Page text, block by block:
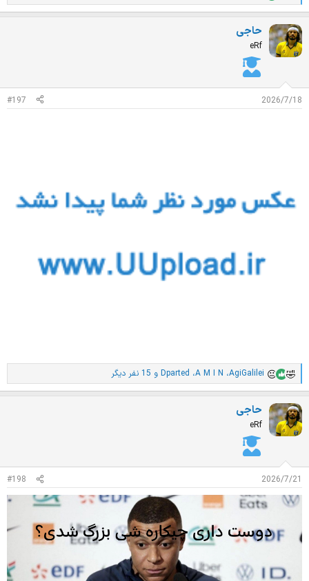
م
ی
ا
ز
:
حاجی
eRf
2026/7/18
#197
م
ت
ی
ا
ز
:
AgiGalilei، A M I N، Dparted و 15 نفر دیگر
حاجی
eRf
2026/7/21
#198